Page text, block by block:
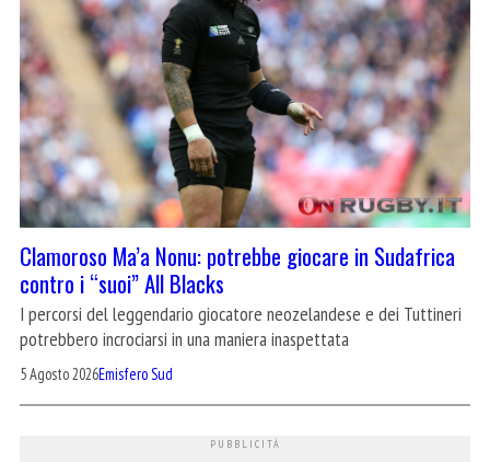
Clamoroso Ma’a Nonu: potrebbe giocare in Sudafrica
contro i “suoi” All Blacks
I percorsi del leggendario giocatore neozelandese e dei Tuttineri
potrebbero incrociarsi in una maniera inaspettata
5 Agosto 2026Emisfero Sud